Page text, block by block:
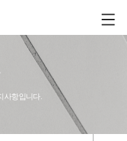
사항입니다.